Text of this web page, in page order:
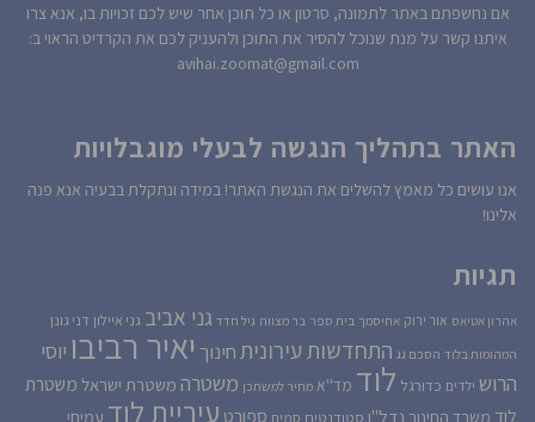
אם נחשפתם באתר לתמונה, סרטון או כל תוכן אחר שיש לכם זכויות בו, אנא צרו
איתנו קשר על מנת שנוכל להסיר את התוכן ולהעניק לכם את הקרדיט הראוי ב:
avihai.zoomat@gmail.com
האתר בתהליך הנגשה לבעלי מוגבלויות
אנו עושים כל מאמץ להשלים את הנגשת האתר! במידה ונתקלת בבעיה אנא פנה
אלינו!
תגיות
אהרון אטיאס אור ירוק אחיסמך בית ספר בר מצווה גיל חדד גני אביב גני איילון דני גונן
המהומות בלוד הסכם גג התחדשות עירוניתחינוך יאיר רביבו יוסי
הרוש ילדים כדורגל לוד מד''א מחיר למשתכן משטרה משטרת ישראל משטרת
לוד משרד החינוך נדל''ן סטודנטים סמים ספורט עיריית לוד עמיחי